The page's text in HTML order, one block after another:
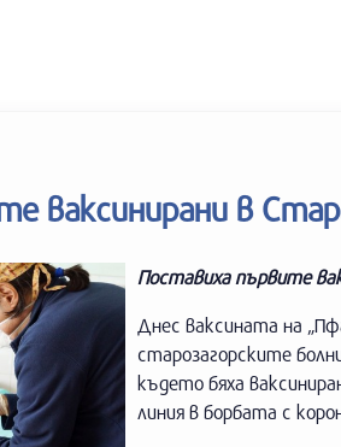
ваксинирани в
Поставиха първите
Днес ваксината на
старозагорските
където бяха
линия в борбата с